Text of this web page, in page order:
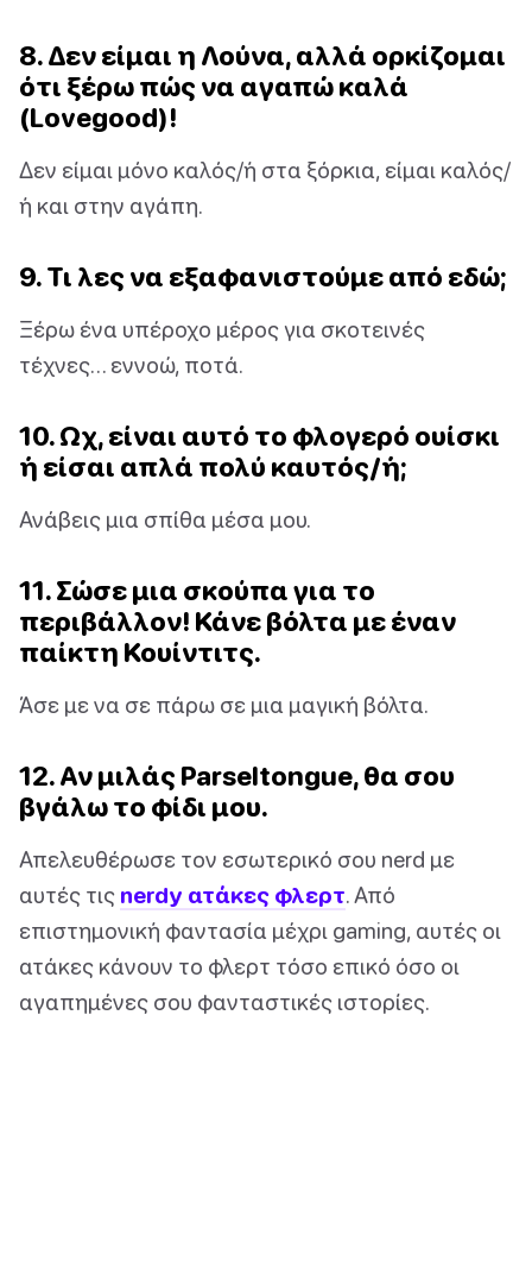
8. Δεν είμαι η Λούνα, αλλά ορκίζομαι
ότι ξέρω πώς να αγαπώ καλά
(Lovegood)!
Δεν είμαι μόνο καλός/ή στα ξόρκια, είμαι καλός/
ή και στην αγάπη.
9. Τι λες να εξαφανιστούμε από εδώ;
Ξέρω ένα υπέροχο μέρος για σκοτεινές
τέχνες… εννοώ, ποτά.
10. Ωχ, είναι αυτό το φλογερό ουίσκι
ή είσαι απλά πολύ καυτός/ή;
Ανάβεις μια σπίθα μέσα μου.
11. Σώσε μια σκούπα για το
περιβάλλον! Κάνε βόλτα με έναν
παίκτη Κουίντιτς.
Άσε με να σε πάρω σε μια μαγική βόλτα.
12. Αν μιλάς Parseltongue, θα σου
βγάλω το φίδι μου.
Απελευθέρωσε τον εσωτερικό σου nerd με
αυτές τις nerdy ατάκες φλερτ. Από
επιστημονική φαντασία μέχρι gaming, αυτές οι
ατάκες κάνουν το φλερτ τόσο επικό όσο οι
αγαπημένες σου φανταστικές ιστορίες.